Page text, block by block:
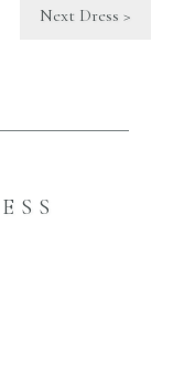
Next Dress >